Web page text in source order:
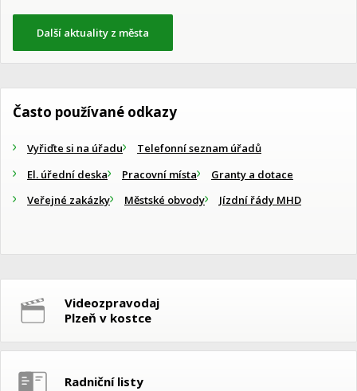
Další aktuality z města
Často používané odkazy
Vyřiďte si na úřadu
Telefonní seznam úřadů
El. úřední deska
Pracovní místa
Granty a dotace
Veřejné zakázky
Městské obvody Jízdní řády MHD
Videozpravodaj
Plzeň v kostce
Radniční listy